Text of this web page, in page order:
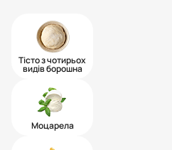
Тісто з чотирьох
видів борошна
Моцарела